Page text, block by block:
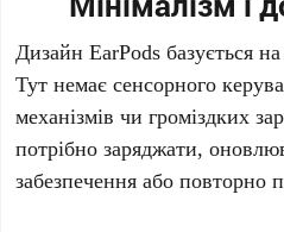
ДизайнEarPods базується
Тут немає сенсорного
механізмів чи громіздких
потрібно заряджати,
забезпечення або повторно